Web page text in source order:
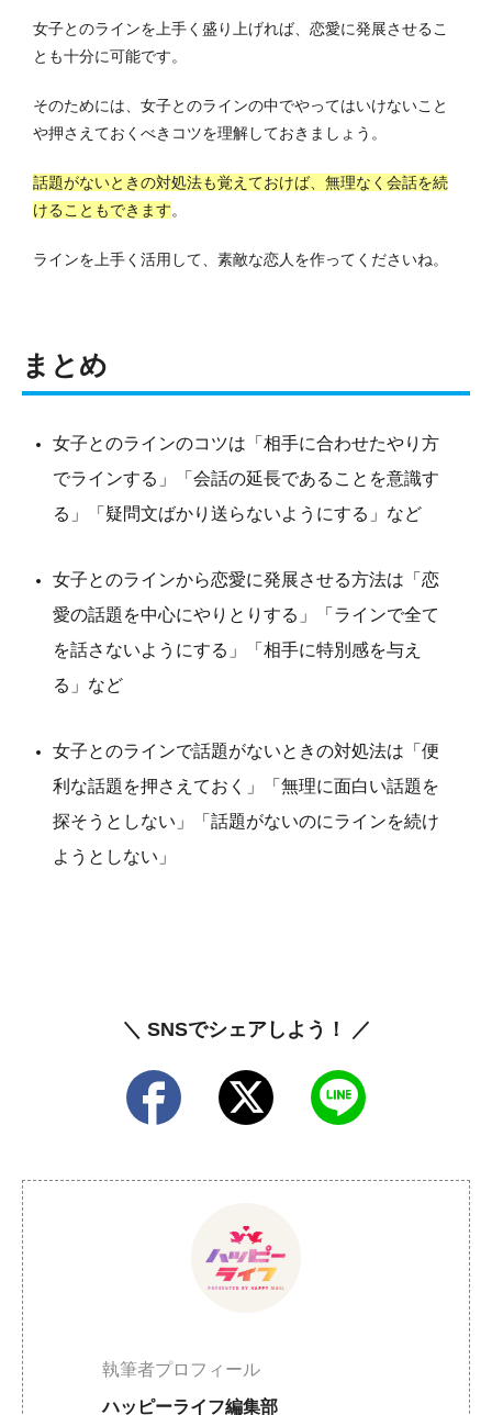
女子とのラインを上手く盛り上げれば、恋愛に発展させるこ
とも十分に可能です。
そのためには、女子とのラインの中でやってはいけないこと
や押さえておくべきコツを理解しておきましょう。
話題がないときの対処法も覚えておけば、無理なく会話を続
けることもできます。
ラインを上手く活用して、素敵な恋人を作ってくださいね。
まとめ
女子とのラインのコツは「相手に合わせたやり方
でラインする」「会話の延長であることを意識す
る」「疑問文ばかり送らないようにする」など
女子とのラインから恋愛に発展させる方法は「恋
愛の話題を中心にやりとりする」「ラインで全て
を話さないようにする」「相手に特別感を与え
る」など
女子とのラインで話題がないときの対処法は「便
利な話題を押さえておく」「無理に面白い話題を
探そうとしない」「話題がないのにラインを続け
ようとしない」
＼ SNSでシェアしよう！ ／
執筆者プロフィール
ハッピーライフ編集部